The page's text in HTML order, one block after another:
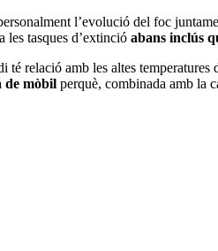
l’evolució del foc
les tasques d’extinció abans inclús
relació amb les altes
de mòbil perquè, combinada amb la